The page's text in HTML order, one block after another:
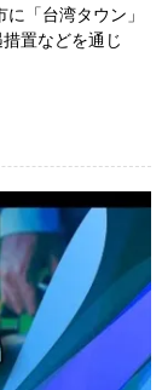
「台湾タウン」
置などを通じ